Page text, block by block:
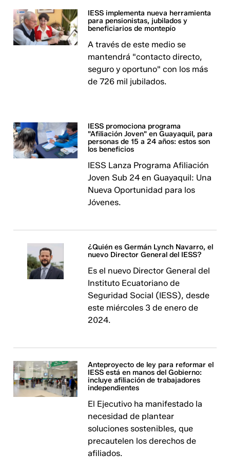
IESS implementa nueva herramienta
para pensionistas, jubilados y
beneficiarios de montepío
A través de este medio se
mantendrá "contacto directo,
seguro y oportuno" con los más
de 726 mil jubilados.
IESS promociona programa
"Afiliación Joven" en Guayaquil, para
personas de 15 a 24 años: estos son
los beneficios
IESS Lanza Programa Afiliación
Joven Sub 24 en Guayaquil: Una
Nueva Oportunidad para los
Jóvenes.
¿Quién es Germán Lynch Navarro, el
nuevo Director General del IESS?
Es el nuevo Director General del
Instituto Ecuatoriano de
Seguridad Social (IESS), desde
este miércoles 3 de enero de
2024.
Anteproyecto de ley para reformar el
IESS está en manos del Gobierno:
incluye afiliación de trabajadores
independientes
El Ejecutivo ha manifestado la
necesidad de plantear
soluciones sostenibles, que
precautelen los derechos de
afiliados.